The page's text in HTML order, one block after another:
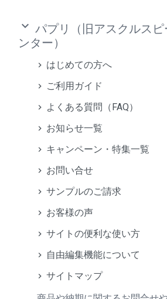
keyboard_arrow_down パプリ（旧アスクルス
ンター）
はじめての方へ
ご利用ガイド
よくある質問（FAQ）
お知らせ一覧
キャンペーン・特集一覧
お問い合せ
サンプルのご請求
お客様の声
サイトの便利な使い方
自由編集機能について
サイトマップ